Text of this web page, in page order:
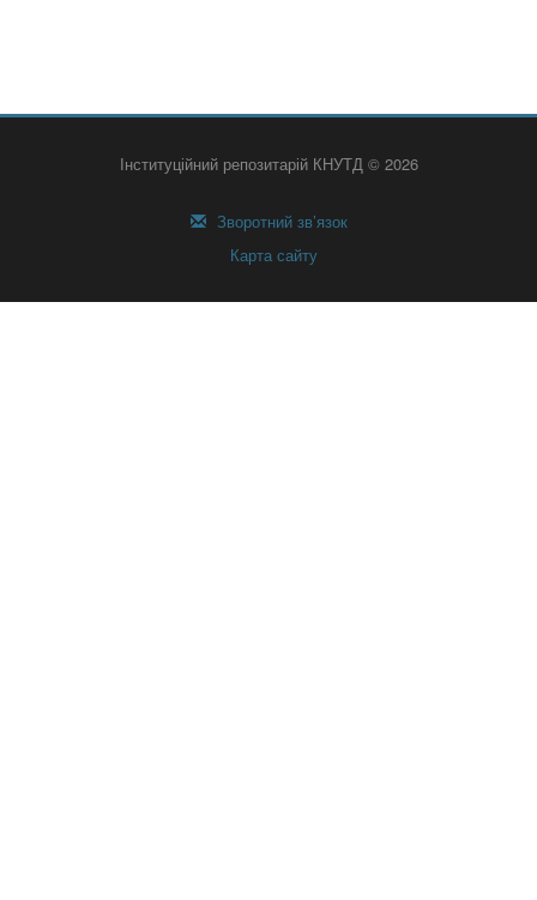
Інституційний репозитарій КНУТД © 2026
Зворотний зв’язок
Карта сайту